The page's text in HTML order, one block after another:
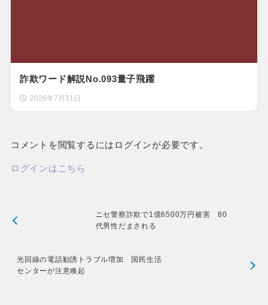
詐欺ワード解説No.093量子飛躍
2026年7月31日
コメントを閲覧するにはログインが必要です。
ログインはこちら
ニセ警察詐欺で1億6500万円被害 80
代男性だまされる
光回線の電話勧誘トラブル増加 国民生活
センターが注意喚起